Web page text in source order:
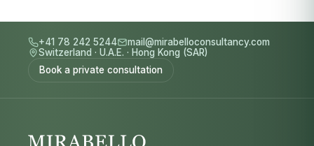
+41 78 242 5244
mail@mirabelloconsultancy.com
Switzerland · U.A.E. · Hong Kong (SAR)
Book a private consultation